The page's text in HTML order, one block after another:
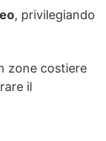
, privilegiando
zone costiere
il